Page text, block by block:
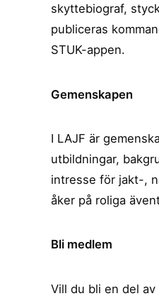
skyttebiograf,
publiceras
STUK-appen.
Gemenskapen
I LAJF är
utbildningar,
intresse för jakt-,
åker på roliga
Bli medlem
Vill du bli en del av